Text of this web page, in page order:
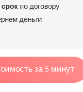
по договору
деньги
за 5 минут